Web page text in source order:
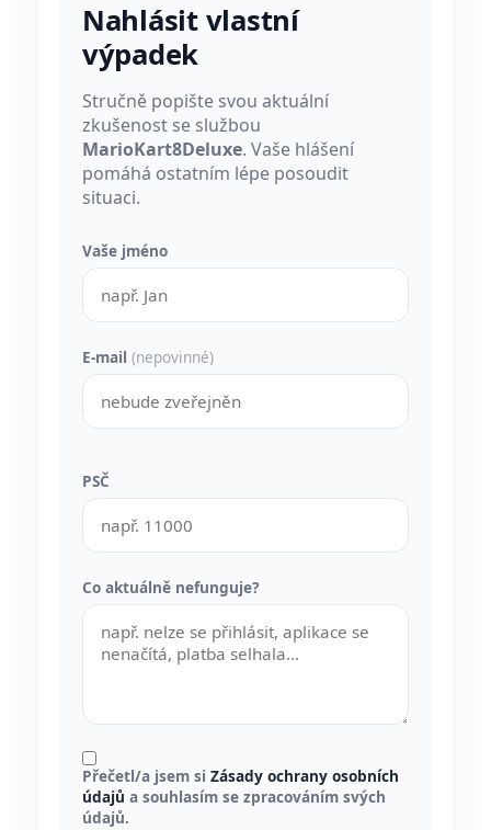
Nahlásit vlastní
výpadek
Stručně popište svou aktuální
zkušenost se službou
MarioKart8Deluxe. Vaše hlášení
pomáhá ostatním lépe posoudit
situaci.
Vaše jméno
E-mail (nepovinné)
PSČ
Co aktuálně nefunguje?
Přečetl/a jsem si Zásady ochrany osobních
údajů a souhlasím se zpracováním svých
údajů.